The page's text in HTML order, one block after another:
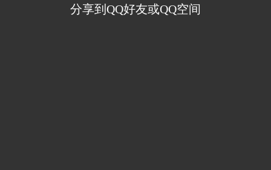
分享到QQ好友或QQ空间